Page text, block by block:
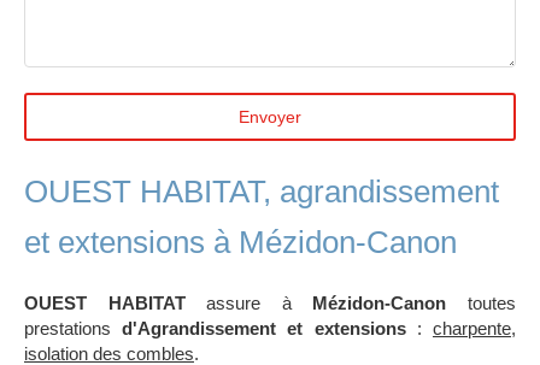
Envoyer
OUEST HABITAT, agrandissement
et extensions à Mézidon-Canon
OUEST HABITATassure à Mézidon-Canon toutes
prestations d'Agrandissement et extensions:charpente,
isolation des combles.